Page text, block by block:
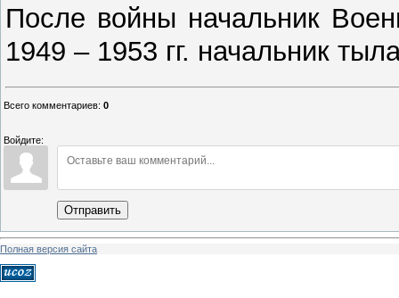
После войны начальник
1949 – 1953 гг. начальник
Всего комментариев: 0
Войдите:
Отправить
Полная версия сайта